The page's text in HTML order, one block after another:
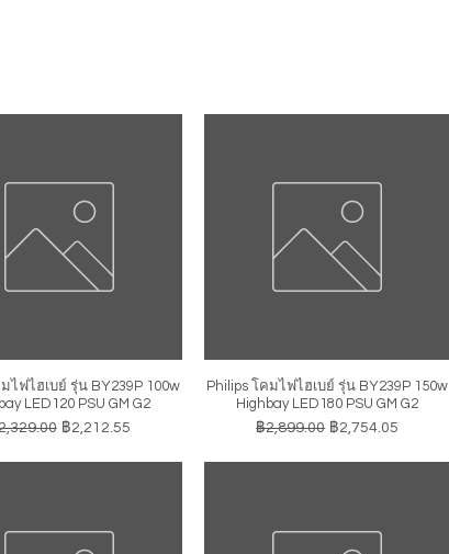
ดูข้อมูลด่วน
ไฟไฮเบย์ รุ่น BY239P 100w
LED120 PSU GM G2
คาปกติ
ราคาขายลด
฿2,212.55
ดูข้อมูลด่วน
Philips โคมไฟไฮเบย์ รุ่น BY239P 150w
Highbay LED180 PSU GM G2
ราคาปกติ
฿2,899.00 ราคาขายลด
฿2,754.05